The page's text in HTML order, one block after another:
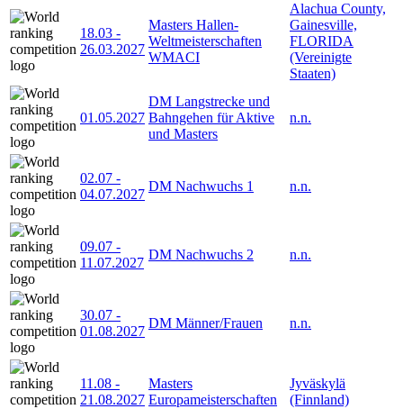
18.03 -
26.03.2027
Masters Hallen-
Weltmeisterschaften
WMACI
Alachua County,
Gainesville,
FLORIDA
(Vereinigte
Staaten)
01.05.2027
DM Langstrecke und
Bahngehen für Aktive
und Masters
n.n.
02.07 -
04.07.2027
DM Nachwuchs 1 n.n.
09.07 -
11.07.2027
DM Nachwuchs 2 n.n.
30.07 -
01.08.2027
DM Männer/Frauen n.n.
11.08 -
21.08.2027
Masters
Europameisterschaften
Jyväskylä
(Finnland)